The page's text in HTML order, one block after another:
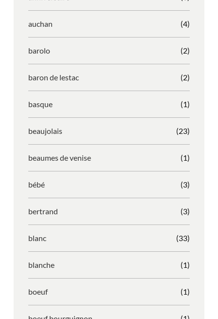
auchan (4)
barolo (2)
baron de lestac (2)
basque (1)
beaujolais (23)
beaumes de venise (1)
bébé (3)
bertrand (3)
blanc (33)
blanche (1)
boeuf (1)